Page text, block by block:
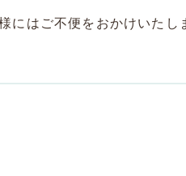
にはご不便をおかけいたし